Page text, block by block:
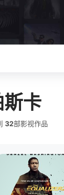
斯卡
32部影视作品